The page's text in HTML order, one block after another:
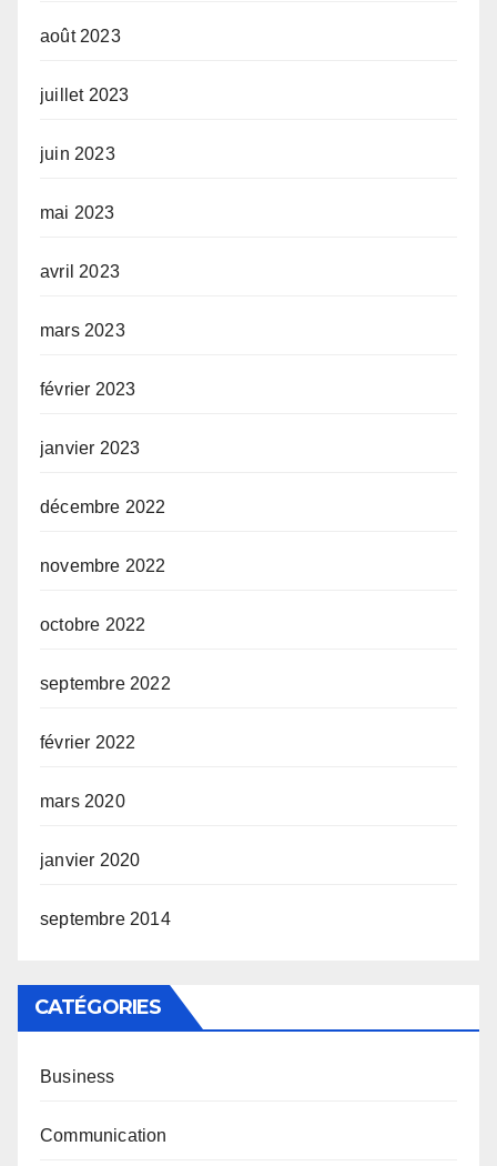
août 2023
juillet 2023
juin 2023
mai 2023
avril 2023
mars 2023
février 2023
janvier 2023
décembre 2022
novembre 2022
octobre 2022
septembre 2022
février 2022
mars 2020
janvier 2020
septembre 2014
CATÉGORIES
Business
Communication